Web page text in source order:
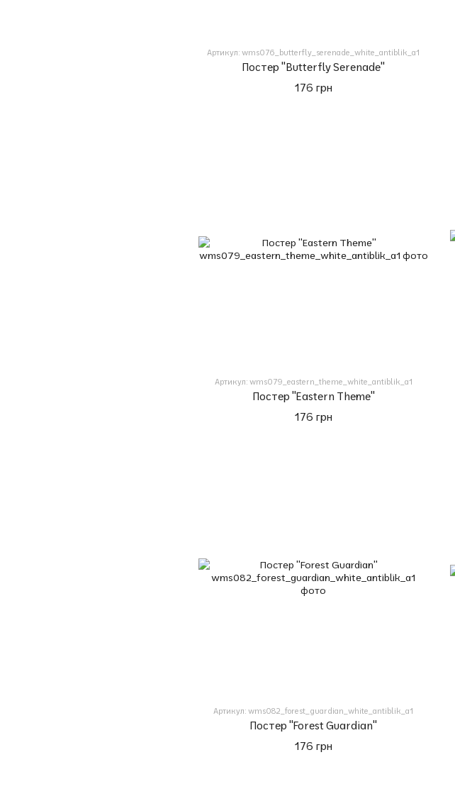
Артикул: wms076_butterfly_serenade_white_antiblik_a1
Постер "Butterfly Serenade"
176 грн
Артикул: wms079_eastern_theme_white_antiblik_a1
Постер "Eastern Theme"
176 грн
Артикул: wms082_forest_guardian_white_antiblik_a1
Постер "Forest Guardian"
176 грн